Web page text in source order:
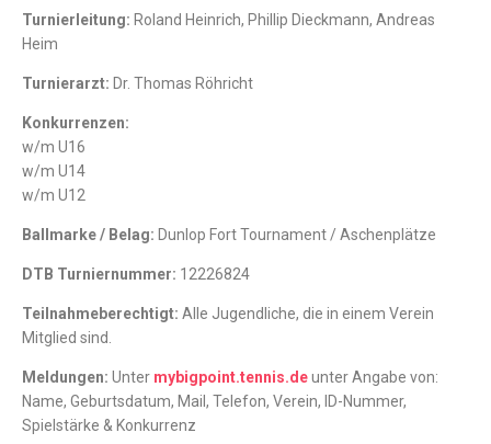
Turnierleitung: Roland Heinrich, Phillip Dieckmann, Andreas
Heim
Turnierarzt: Dr. Thomas Röhricht
Konkurrenzen:
w/m U16
w/m U14
w/m U12
Ballmarke / Belag: Dunlop Fort Tournament / Aschenplätze
DTB Turniernummer: 12226824
Teilnahmeberechtigt: Alle Jugendliche, die in einem Verein
Mitglied sind.
Meldungen: Unter mybigpoint.tennis.deunter Angabe von:
Name, Geburtsdatum, Mail, Telefon, Verein, ID-Nummer,
Spielstärke & Konkurrenz